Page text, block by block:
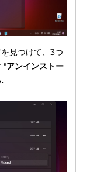
見つけて、3つ
"アンインストー